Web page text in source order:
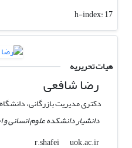
h-index:17
هیات تحریریه
رضا شافعی
دکتری مدیریت بازرگانی،
دانشیار دانشکده علوم انسانی
r.shafei
uok.ac.ir